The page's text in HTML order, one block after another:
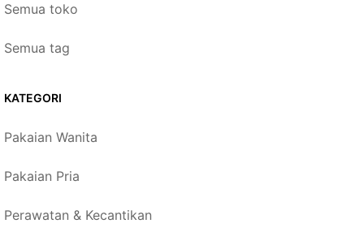
Semua toko
Semua tag
KATEGORI
Pakaian Wanita
Pakaian Pria
Perawatan & Kecantikan